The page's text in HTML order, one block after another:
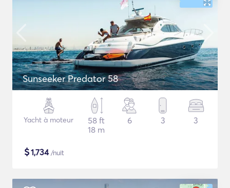
Sunseeker Predator 58
Yacht à moteur
58 ft
18 m
6 3 3
$1,734/nuit